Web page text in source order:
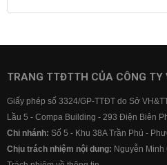
Lãi suất tiết kiệm
Lãi
Lãi suất ngân hàng BIDV
Lãi suất ngân hàng
TRANG TTĐTTH CỦA CÔNG TY
Giấy phép số 3324/GP-TTĐT do Sở
Lầu 5 - Compa Building - 293 Điện Biên
Chi nhánh: Số 5 - Khu 38A Trần Phú -
Chịu trách nhiệm nội dung: Nguyễn Minh